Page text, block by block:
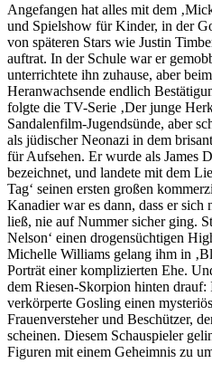
Angefangen hat alles mit dem
und Spielshow für Kinder, in der
von späteren Stars wie Justin
auftrat. In der Schule war er
unterrichtete ihn zuhause, aber
Heranwachsende endlich
folgte die TV-Serie ‚Der junge
Sandalenfilm-Jugendsünde, aber
als jüdischer Neonazi in dem
für Aufsehen. Er wurde als James
bezeichnet, und landete mit dem
Tag‘ seinen ersten großen
Kanadier war es dann, dass er
ließ, nie auf Nummer sicher ging.
Nelson‘ einen drogensüchtigen
Michelle Williams gelang ihm in
Porträt einer komplizierten Ehe.
dem Riesen-Skorpion hinten drauf:
verkörperte Gosling einen
Frauenversteher und Beschützer,
scheinen. Diesem Schauspieler
Figuren mit einem Geheimnis zu